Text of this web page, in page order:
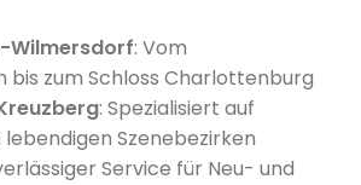
Wilmersdorf: Vom
bis zum Schloss Charlottenburg
: Spezialisiert auf
Szenebezirken
Service für Neu- und